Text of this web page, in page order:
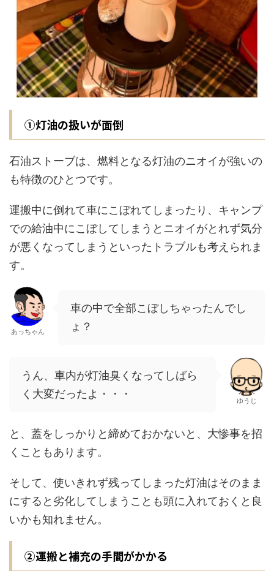
①灯油の扱いが面倒
石油ストーブは、燃料となる灯油のニオイが強いの
も特徴のひとつです。
運搬中に倒れて車にこぼれてしまったり、キャンプ
での給油中にこぼしてしまうとニオイがとれず気分
が悪くなってしまうといったトラブルも考えられま
す。
あっちゃん
車の中で全部こぼしちゃったんでし
ょ？
うん、車内が灯油臭くなってしばら
く大変だったよ・・・
ゆうじ
と、蓋をしっかりと締めておかないと、大惨事を招
くこともあります。
そして、使いきれず残ってしまった灯油はそのまま
にすると劣化してしまうことも頭に入れておくと良
いかも知れません。
②運搬と補充の手間がかかる